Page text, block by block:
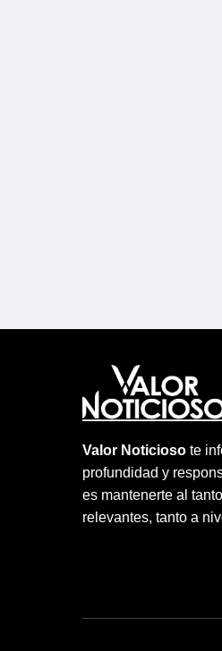
Valor Noticioso te
profundidad y
es mantenerte al
relevantes, tanto a